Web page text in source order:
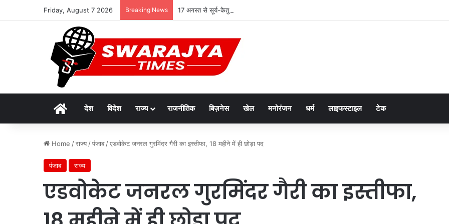
Friday, August 7 2026 Breaking News 17 अगस्त से सूर्य-केतु मिलन, सिंह समेत तीन राशियों की चमकेगी किस्मत
Homeदेश विदेश राज्य राजनीतिक बिज़नेस खेल मनोरंजन धर्म लाइफस्टाइल टेक
Home /राज्य /पंजाब /एडवोकेट जनरल गुरमिंदर गैरी का इस्तीफा, 18 महीने में ही छोड़ा पद
पंजाब राज्य
एडवोकेट जनरल गुरमिंदर गैरी का इस्तीफा,